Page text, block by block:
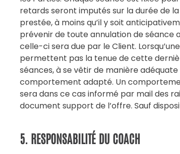
retards seront imputés sur la durée de
prestée, à moins qu’il y soit
prévenir de toute annulation de séance
celle-ci sera due par le Client.
permettent pas la tenue de cette
séances, à se vêtir de manière
comportement adapté. Un
sera dans ce cas informé par mail des
document support de l’offre. Sauf
5. RESPONSABILITÉ DU COACH